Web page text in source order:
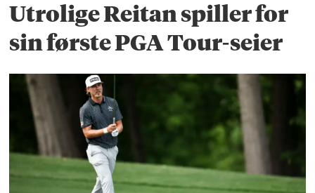
Utrolige Reitan spiller for
sin første PGA Tour-seier